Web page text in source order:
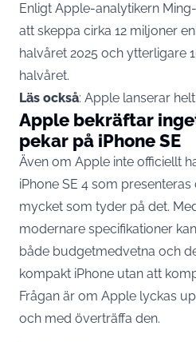
Enligt Apple-analytikern
att skeppa cirka 12 miljoner
halvåret 2025 och ytterligare
halvåret.
Läs också: Apple lanserar
Apple bekräftar
pekar på iPhone SE
Även om Apple inte officiellt
iPhone SE 4 som
mycket som tyder på det.
modernare specifikationer
både budgetmedvetna och
kompakt iPhone utan att
Frågan är om Apple lyckas
och med överträffa den.